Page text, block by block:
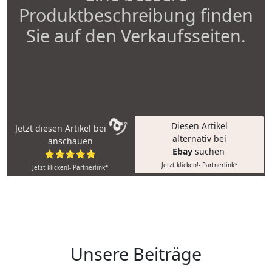
Produktbeschreibung finden
Sie auf den Verkaufsseiten.
Jetzt diesen Artikel bei
anschauen
⭐⭐⭐⭐⭐
Jetzt klicken!- Partnerlink*
Diesen Artikel
alternativ bei
Ebay suchen
Jetzt klicken!- Partnerlink*
Unsere Beiträge